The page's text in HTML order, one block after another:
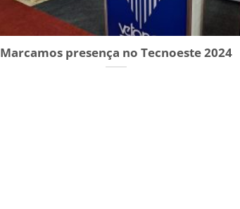
Marcamos presença no Tecnoeste 2024